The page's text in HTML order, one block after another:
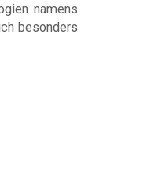
namens
besonders